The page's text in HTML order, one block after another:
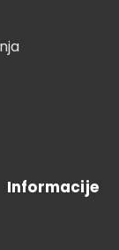
Informacije